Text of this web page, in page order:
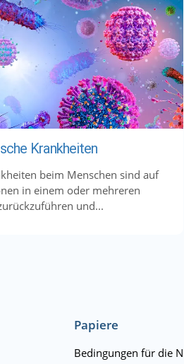
Krankheiten
beim Menschen sind auf
in einem oder mehreren
und...
Papiere
Bedingungen für die